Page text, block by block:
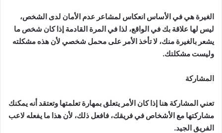
الغيرة هي في الأساس انعكاس لمشاعر عدم الأمان لدى الشخص،
ليس لها علاقة بك في الواقع، لذا في المرة القادمة إذا كان شخص ما
يشعر بالغيرة منك، لا تأخذ الأمر على محمل شخصي لأن هذه مشكلته
وليست مشكلتك.
المشاركة
تعني المشاركة هنا إذا كان الأمر يتعلق بمهارة تعلمتها وتعتقد أنه يمكنك
مشاركتها مع الأشخاص في فريقك، فافعل ذلك، لأن هذا ما يفعله لاعب
الفريق الجيد.